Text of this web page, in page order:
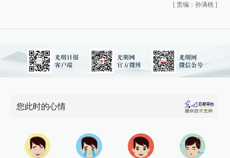
[ 责编：孙满桃 ]
您此时的心情